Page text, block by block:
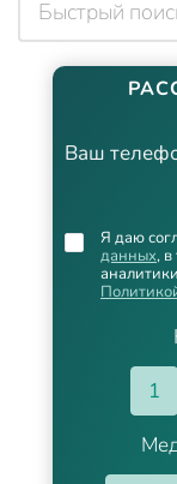
Ваш
1
Я даю
данных,